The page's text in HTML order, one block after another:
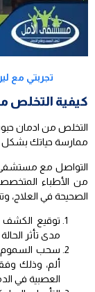
تجربتي مع
كيفية التخلص
التخلص من ادمان
ممارسة حياتك بشكل
التواصل مع مستشفى
من الأطباء
الصحيحة في العلاج،
توقيع الكشف
مدى تأثر
سحب السموم
ألم، وذلك
العصبية في